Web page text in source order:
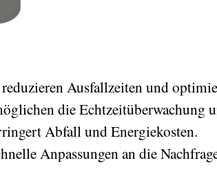
Ausfallzeiten und
die Echtzeitüberwachung
Abfall und Energiekosten.
Anpassungen an die